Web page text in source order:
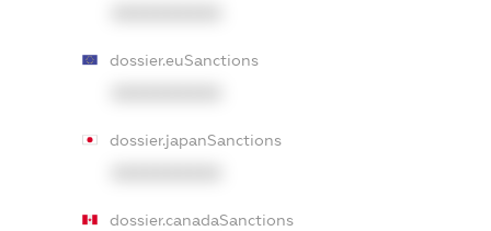
dossier.euSanctions
dossier.japanSanctions
dossier.canadaSanctions